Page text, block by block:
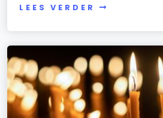
LEES VERDER